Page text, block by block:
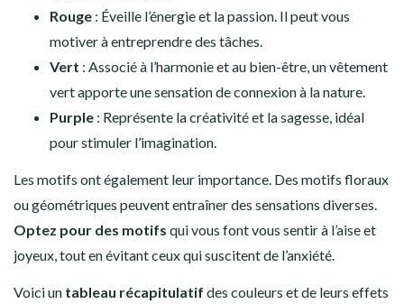
Rouge : Éveille l’énergie et la passion. Il peut vous
motiver à entreprendre des tâches.
Vert : Associé à l’harmonie et au bien-être, un vêtement
vert apporte une sensation de connexion à la nature.
Purple : Représente la créativité et la sagesse, idéal
pour stimuler l’imagination.
Les motifs ont également leur importance. Des motifs floraux
ou géométriques peuvent entraîner des sensations diverses.
Optez pour des motifs qui vous font vous sentir à l’aise et
joyeux, tout en évitant ceux qui suscitent de l’anxiété.
Voici un tableau récapitulatif des couleurs et de leurs effets